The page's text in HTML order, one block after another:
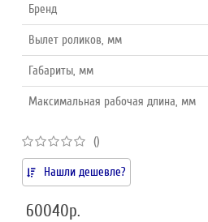
Бренд
Вылет роликов, мм
Габариты, мм
Максимальная рабочая длина, мм
()
Нашли дешевле?
60040р.